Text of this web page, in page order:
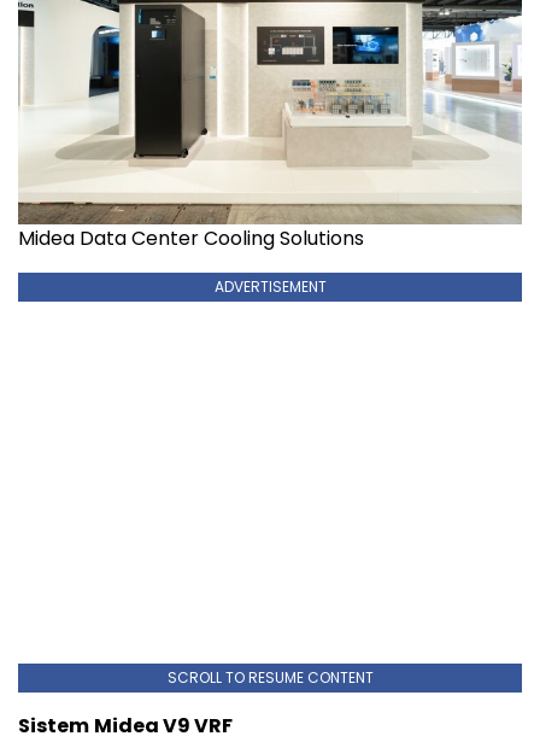
Midea Data Center Cooling Solutions
ADVERTISEMENT
SCROLL TO RESUME CONTENT
Sistem Midea V9 VRF